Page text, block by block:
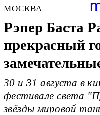
МОСКВА
Рэпер Баста
прекрасный
30 и 31 августа в
фестивале света
звёзды мировой